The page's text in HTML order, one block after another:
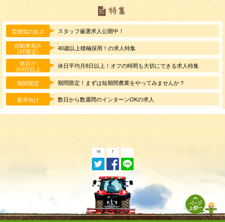
雰囲気の良さ スタッフ厳選求人公開中！
自動車免許
(AT限定)
40歳以上積極採用！の求人特集
休日が
月6日以上
休日平均月8日以上！オフの時間も大切にできる求人特集
期間限定 期間限定！まずは短期間農業をやってみませんか？
新卒向け 数日から数週間のインターンOKの求人